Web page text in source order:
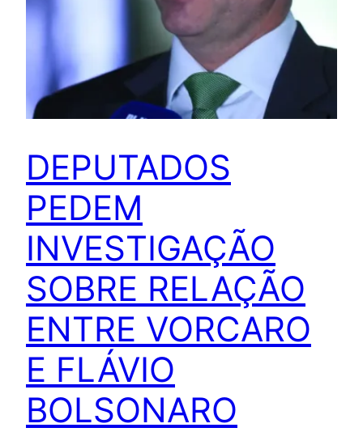
DEPUTADOS
PEDEM
INVESTIGAÇÃO
SOBRE RELAÇÃO
ENTRE VORCARO
E FLÁVIO
BOLSONARO